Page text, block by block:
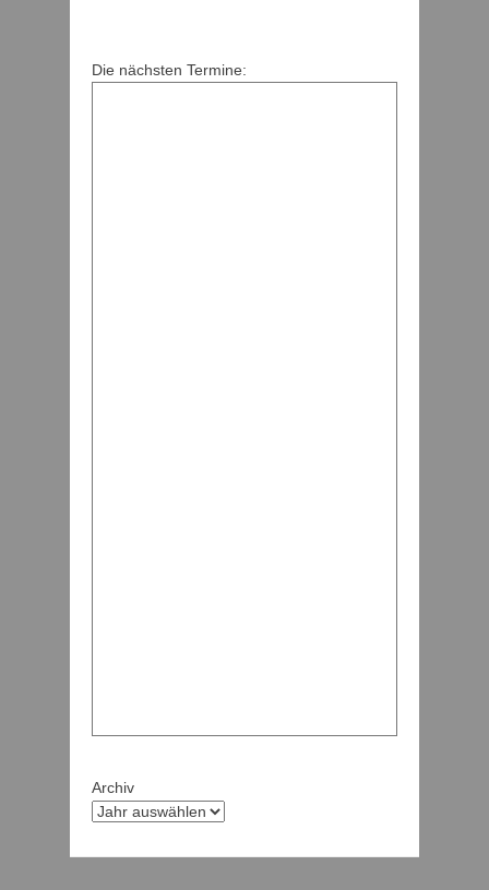
Die nächsten Termine:
Archiv